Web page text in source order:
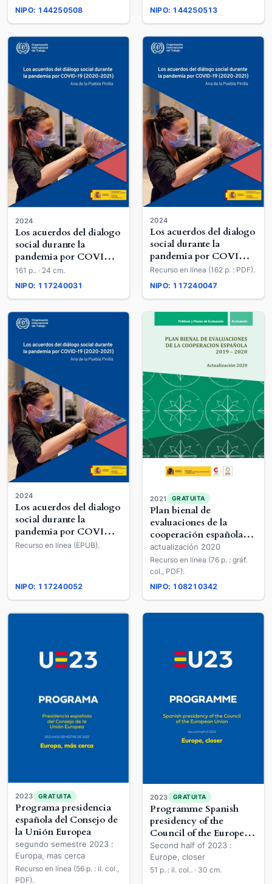
NIPO: 144250508 NIPO: 144250513
2024
Los acuerdos del dialogo
social durante la
pandemia por COVID-
19 (2020-2021)
161 p.. · 24 cm.
NIPO: 117240031
2024
Los acuerdos del dialogo
social durante la
pandemia por COVID-
19 (2020-2021)
Recurso en línea (162 p. : PDF).
NIPO: 117240047
2024
Los acuerdos del dialogo
social durante la
pandemia por COVID-
19 (2020-2021)
Recurso en línea (EPUB).
NIPO: 117240052
2021 GRATUITA
Plan bienal de
evaluaciones de la
cooperación española
2019-2020
actualización 2020
Recurso en línea (76 p. : gráf.
col., PDF).
NIPO: 108210342
2023 GRATUITA
Programa presidencia
española del Consejo de
la Unión Europea
segundo semestre 2023 :
Europa, mas cerca
Recurso en línea (56 p. : il. col.,
PDF).
2023 GRATUITA
Programme Spanish
presidency of the
Council of the European
Union
Second half of 2023 :
Europe, closer
51 p. : il. col.. · 30 cm.